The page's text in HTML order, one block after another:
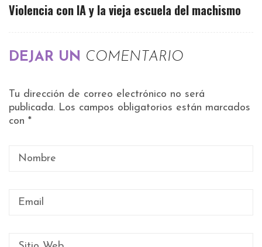
Violencia con IA y la vieja escuela del machismo
DEJAR UN COMENTARIO
Tu dirección de correo electrónico no será
publicada. Los campos obligatorios están marcados
con *